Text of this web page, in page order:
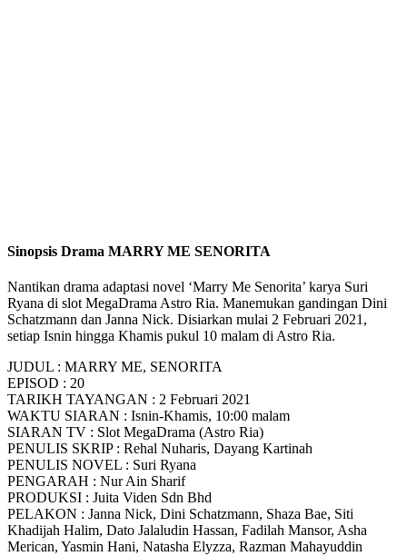
Sinopsis Drama MARRY ME SENORITA
Nantikan drama adaptasi novel ‘Marry Me Senorita’ karya Suri
Ryana di slot MegaDrama Astro Ria. Manemukan gandingan Dini
Schatzmann dan Janna Nick. Disiarkan mulai 2 Februari 2021,
setiap Isnin hingga Khamis pukul 10 malam di Astro Ria.
JUDUL : MARRY ME, SENORITA
EPISOD : 20
TARIKH TAYANGAN : 2 Februari 2021
WAKTU SIARAN : Isnin-Khamis, 10:00 malam
SIARAN TV : Slot MegaDrama (Astro Ria)
PENULIS SKRIP : Rehal Nuharis, Dayang Kartinah
PENULIS NOVEL : Suri Ryana
PENGARAH : Nur Ain Sharif
PRODUKSI : Juita Viden Sdn Bhd
PELAKON : Janna Nick, Dini Schatzmann, Shaza Bae, Siti
Khadijah Halim, Dato Jalaludin Hassan, Fadilah Mansor, Asha
Merican, Yasmin Hani, Natasha Elyzza, Razman Mahayuddin